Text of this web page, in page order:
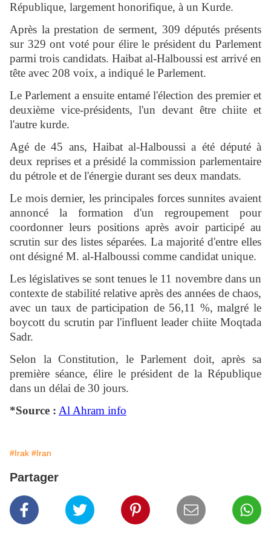
République, largement honorifique, à un Kurde.
Après la prestation de serment, 309 députés présents
sur 329 ont voté pour élire le président du Parlement
parmi trois candidats. Haibat al-Halboussi est arrivé en
tête avec 208 voix, a indiqué le Parlement.
Le Parlement a ensuite entamé l'élection des premier et
deuxième vice-présidents, l'un devant être chiite et
l'autre kurde.
Agé de 45 ans, Haibat al-Halboussi a été député à
deux reprises et a présidé la commission parlementaire
du pétrole et de l'énergie durant ses deux mandats.
Le mois dernier, les principales forces sunnites avaient
annoncé la formation d'un regroupement pour
coordonner leurs positions après avoir participé au
scrutin sur des listes séparées. La majorité d'entre elles
ont désigné M. al-Halboussi comme candidat unique.
Les législatives se sont tenues le 11 novembre dans un
contexte de stabilité relative après des années de chaos,
avec un taux de participation de 56,11 %, malgré le
boycott du scrutin par l'influent leader chiite Moqtada
Sadr.
Selon la Constitution, le Parlement doit, après sa
première séance, élire le président de la République
dans un délai de 30 jours.
*Source : Al Ahram info
#Irak #Iran
Partager